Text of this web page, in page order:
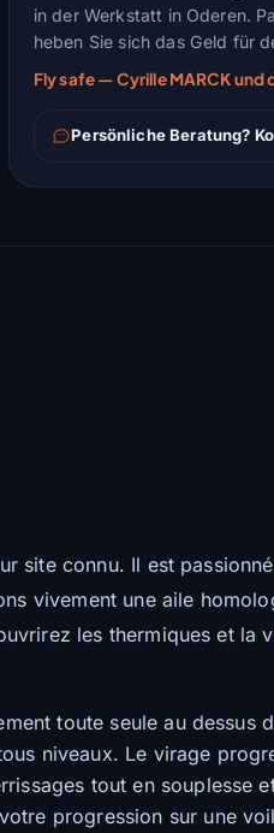
in der Werkstatt in Oderen.
heben Sie sich das Geld für
Fly safe — Cyrille MARCK und
Persönliche Beratung?
site connu. Il est
vivement une aile
les thermiques et la
toute seule au dessus
niveaux. Le virage
tout en souplesse
progression sur une